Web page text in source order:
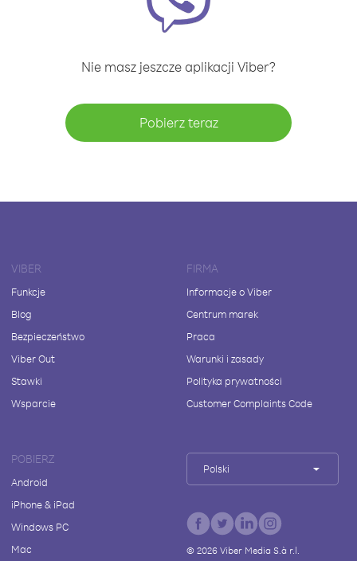
Nie masz jeszcze aplikacji Viber?
Pobierz teraz
VIBER
Funkcje
Blog
Bezpieczeństwo
Viber Out
Stawki
Wsparcie
FIRMA
Informacje o Viber
Centrum marek
Praca
Warunki i zasady
Polityka prywatności
Customer Complaints Code
POBIERZ
Android
iPhone & iPad
Windows PC
Mac
Polski
© 2026Viber Media S.à r.l.